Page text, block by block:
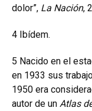
dolor”, La Nación,
4 Ibídem.
5 Nacido en el
en 1933 sus
1950 era
autor de un Atlas